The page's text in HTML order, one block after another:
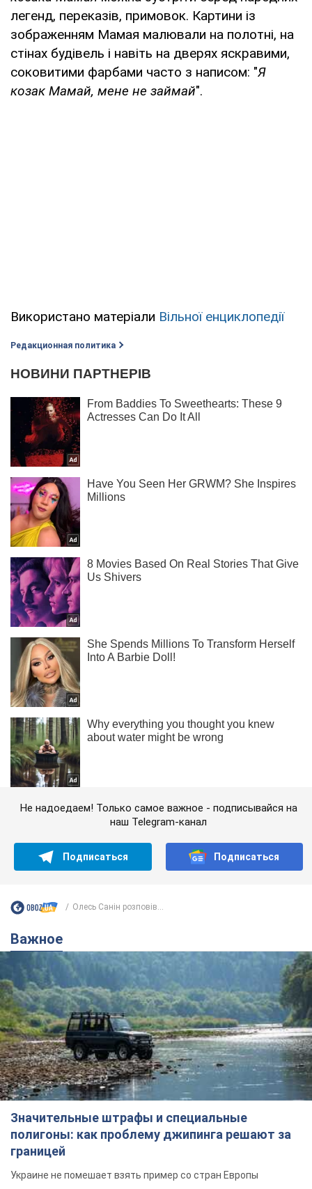
легенд, переказів, примовок. Картини із
зображенням Мамая малювали на полотні, на
стінах будівель і навіть на дверях яскравими,
соковитими фарбами часто з написом: "Я
козак Мамай, мене не займай".
Використано матеріали Вільної енциклопедії
Редакционная политика
Не надоедаем! Только самое важное - подписывайся на
наш Telegram-канал
Подписаться Подписаться
Олесь Санін розповів...
Важное
Значительные штрафы и специальные
полигоны: как проблему джипинга решают за
границей
Украине не помешает взять пример со стран Европы